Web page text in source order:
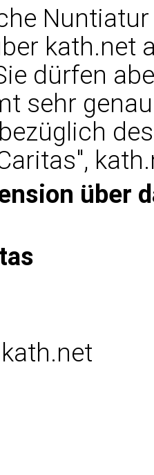
kath.net
dürfen
sehr
über